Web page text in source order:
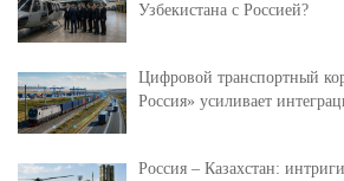
Узбекистана с Россией?
Цифровой транспортный
Россия» усиливает
Россия – Казахстан: